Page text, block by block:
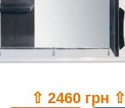
⇧ 2460 грн ⇧